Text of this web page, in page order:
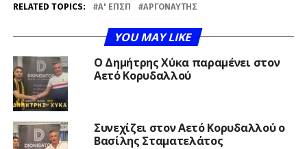
RELATED TOPICS: Α' ΕΠΣΠ ΑΡΓΟΝΑΎΤΗΣ
YOU MAY LIKE
O Δημήτρης Χύκα παραμένει στον
Αετό Κορυδαλλού
Συνεχίζει στον Αετό Κορυδαλλού ο
Βασίλης Σταματελάτος